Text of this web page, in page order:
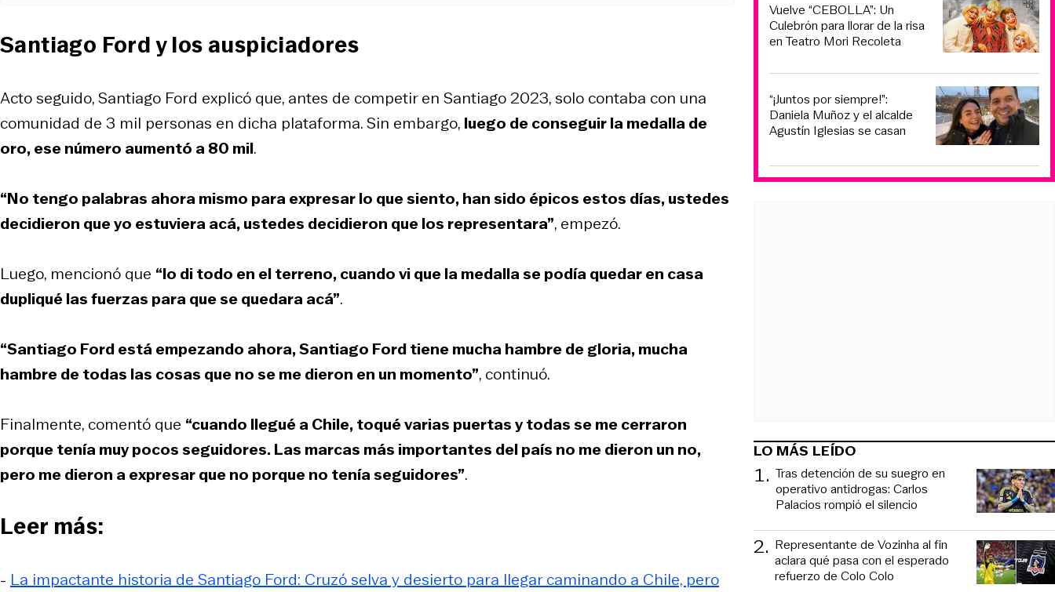
Santiago Ford y los auspiciadores
Acto seguido, Santiago Ford explicó que, antes de competir en Santiago 2023, solo contaba con una
comunidad de 3 mil personas en dicha plataforma. Sin embargo, luego de conseguir la medalla de
oro, ese número aumentó a 80 mil.
“No tengo palabras ahora mismo para expresar lo que siento, han sido épicos estos días, ustedes
decidieron que yo estuviera acá, ustedes decidieron que los representara”, empezó.
Luego, mencionó que “lo di todo en el terreno, cuando vi que la medalla se podía quedar en casa
dupliqué las fuerzas para que se quedara acá”.
“Santiago Ford está empezando ahora, Santiago Ford tiene mucha hambre de gloria, mucha
hambre de todas las cosas que no se me dieron en un momento”, continuó.
Finalmente, comentó que “cuando llegué a Chile, toqué varias puertas y todas se me cerraron
porque tenía muy pocos seguidores. Las marcas más importantes del país no me dieron un no,
pero me dieron a expresar que no porque no tenía seguidores”.
Leer más:
- La impactante historia de Santiago Ford: Cruzó selva y desierto para llegar caminando a Chile, pero
Vuelve “CEBOLLA”: Un
Culebrón para llorar de la risa
en Teatro Mori Recoleta
“¡Juntos por siempre!”:
Daniela Muñoz y el alcalde
Agustín Iglesias se casan
LO MÁS LEÍDO
1. Tras detención de su suegro en
operativo antidrogas: Carlos
Palacios rompió el silencio
2. Representante de Vozinha al fin
aclara qué pasa con el esperado
refuerzo de Colo Colo